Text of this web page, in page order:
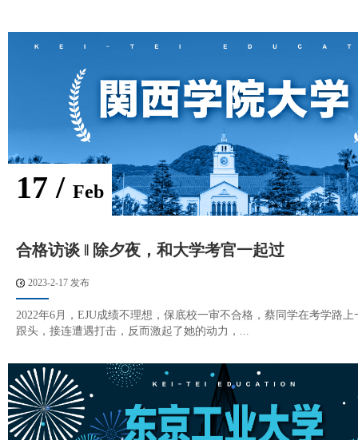
17 / Feb
合格访谈 ‖ 除夕夜，和大学考官一起过
2023-2-17 发布
2022年6月，EJU成绩不理想，保底校一审不合格，蔡同学在考学路
跟头，接连遭遇打击，反而激起了她的动力，...